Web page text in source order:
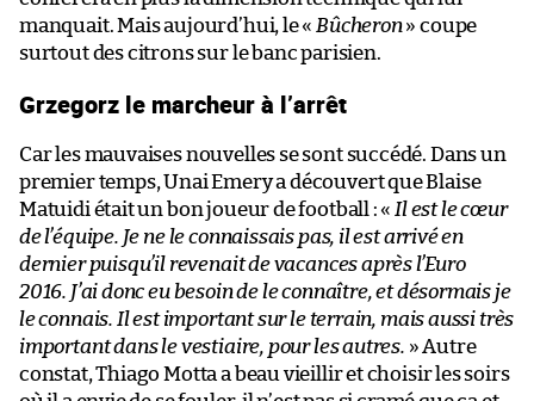
manquait. Mais aujourd’hui, le « Bûcheron» coupe
surtout des citrons sur le banc parisien.
Grzegorz le marcheur à l’arrêt
Car les mauvaises nouvelles se sont succédé. Dans un
premier temps, Unai Emery a découvert que Blaise
Matuidi était un bon joueur de football : « Il est le cœur
de l’équipe. Je ne le connaissais pas, il est arrivé en
dernier puisqu’il revenait de vacances après l’Euro
2016. J’ai donc eu besoin de le connaître, et désormais je
le connais. Il est important sur le terrain, mais aussi très
important dans le vestiaire, pour les autres. » Autre
constat, Thiago Motta a beau vieillir et choisir les soirs